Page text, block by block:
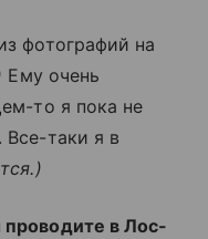
фотографий на
Ему очень
то я пока не
Все-таки я в
в Лос-